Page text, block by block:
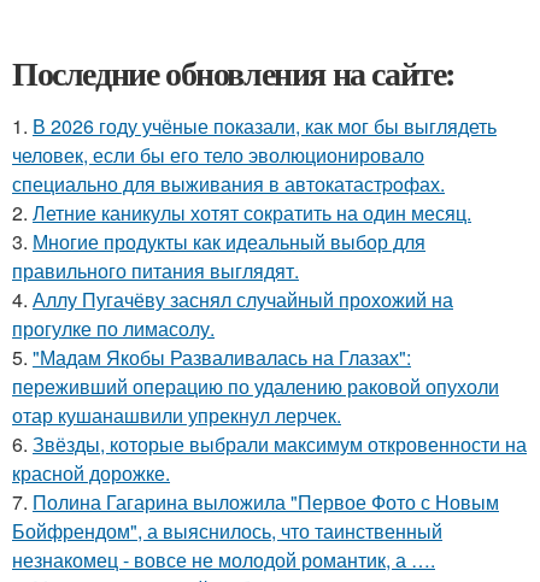
Последние обновления на сайте:
1. В 2026 году учёные показали, как мог бы выглядеть
человек, если бы его тело эволюционировало
специально для выживания в автокатастpoфах.
2. Летние каникулы хотят сократить на один месяц.
3. Многие продукты как идеальный выбор для
правильного питания выглядят.
4. Аллу Пугачёву заснял случайный прохожий на
прогулке по лимасолу.
5. "Мадам Якобы Разваливалась на Глазах":
переживший операцию по удалению раковой опухоли
отар кушанашвили упрекнул лерчек.
6. Звёзды, которые выбрали максимум откровенности на
красной дорожке.
7. Полина Гагарина выложила "Первое Фото с Новым
Бойфрендом", а выяснилось, что таинственный
незнакомец - вовсе не молодой романтик, а ….